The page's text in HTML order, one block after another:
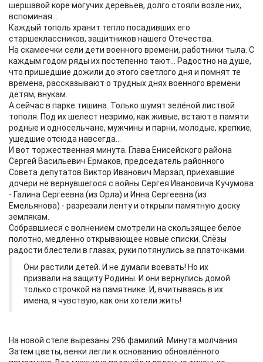
шершавой коре могучих деревьев, долго стояли возле них,
вспоминая...
Каждый тополь хранит тепло посадивших его
старшеклассников, защитников нашего Отечества.
На скамеечки сели дети военного времени, работники тыла. С
каждым годом ряды их постепенно тают... Радостно на душе,
что пришедшие дожили до этого светлого дня и помнят те
времена, рассказывают о трудных днях военного времени
детям, внукам.
А сейчас в парке тишина. Только шумят зелёной листвой
тополя. Под их шелест незримо, как живые, встают в памяти
родные и односельчане, мужчины и парни, молодые, крепкие,
ушедшие отсюда навсегда...
И вот торжественная минута. Глава Енисейского района
Сергей Васильевич Ермаков, председатель районного
Совета депутатов Виктор Иванович Марзал, приехавшие
дочери не вернувшегося с войны Сергея Ивановича Кучумова
- Галина Сергеевна (из Орла) и Инна Сергеевна (из
Емельянова) - разрезали ленту и открыли памятную доску
землякам.
Собравшиеся с волнением смотрели на скользящее белое
полотно, медленно открывающее новые списки. Слёзы
радости блестели в глазах, руки потянулись за платочками.
Они растили детей. И не думали воевать! Но их
призвали на защиту Родины. И они вернулись домой
только строчкой на памятнике. И, вчитываясь в их
имена, я чувствую, как они хотели жить!
На новой стеле вырезаны 296 фамилий. Минута молчания.
Затем цветы, венки легли к основанию обновлённого